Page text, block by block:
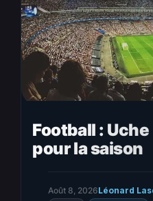
Football :
pour la saison
Août 8, 2026Léonard